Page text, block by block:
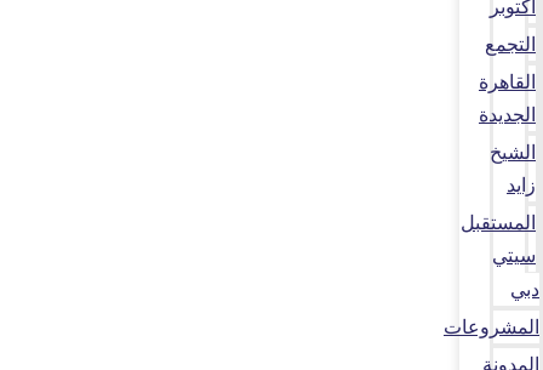
التجمع
القاهرة
الجديدة
الشيخ
زايد
المستقبل
سيتي
دبي
المشروعات